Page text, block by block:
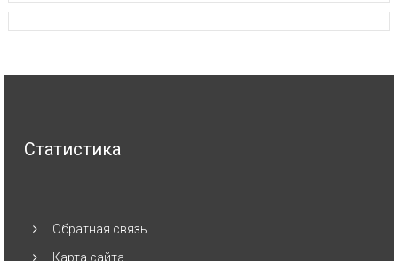
Статистика
Обратная связь
Карта сайта